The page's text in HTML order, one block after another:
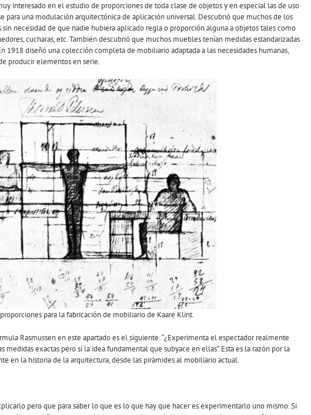
interesado en el estudio de proporciones de toda clase de objetos y en especial las de uso
para una modulación arquitectónica de aplicación universal. Descubrió que muchos de los
necesidad de que nadie hubiera aplicado regla o proporción alguna a objetos tales como
cucharas, etc. También descubrió que muchos muebles tenían medidas estandarizadas
1918 diseñó una colección completa de mobiliario adaptada a las necesidades humanas,
producir elementos en serie.
para la fabricación de mobiliario de Kaare Klint.
Rasmussen en este apartado es el siguiente: “¿Experimenta el espectador realmente
medidas exactas pero sí la idea fundamental que subyace en ellas”. Esta es la razón por la
en la historia de la arquitectura, desde las pirámides al mobiliario actual.
pero que para saber lo que es lo que hay que hacer es experimentarlo uno mismo. Si